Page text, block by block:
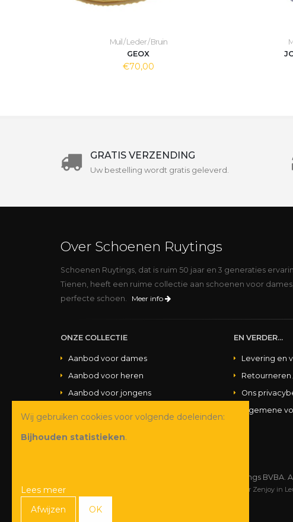
Muil / Leder / Bruin
GEOX
€70,00
GRATIS VERZENDING
Uw bestelling wordt gratis geleverd.
Over Schoenen Ruytings
Schoenen Ruytings, dat is ruim 50 jaar en 3 generaties
Tienen, heeft een ruime collectie aan schoenen voor
perfecte schoen.
Meer info
ONZE COLLECTIE
Aanbod voor dames
Aanbod voor heren
Aanbod voor jongens
EN VERDER...
Levering en
Ons
Algemene
© Copyright 2026 Schoenen Ruytings
door Zenjoy in
Wij gebruiken cookies voor volgende doeleinden:
Bijhouden statistieken.
Lees meer
Afwijzen
OK